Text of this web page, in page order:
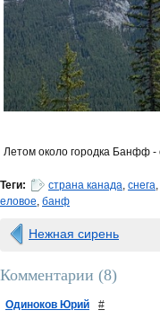
Летом около городка Банфф -
Теги: страна канада, снега,
еловое, банф
Нежная сирень
Комментарии (8)
Одиноков Юрий #